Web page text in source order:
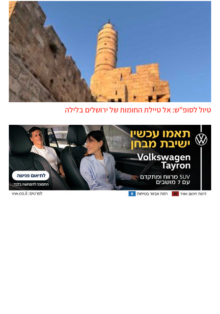
טיול לסופ"ש: אל טיילת החומות של ירושלים בלילה